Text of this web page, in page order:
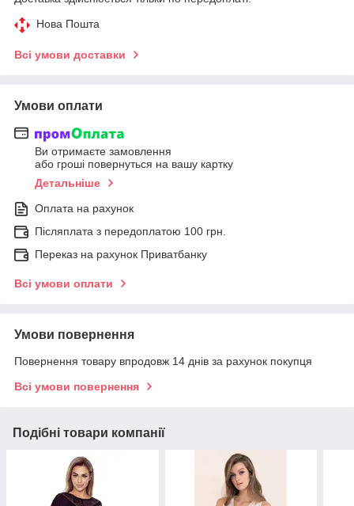
Нова Пошта
Всі умови доставки
Умови оплати
Ви отримаєте замовлення
або гроші повернуться на вашу картку
Детальніше
Оплата на рахунок
Післяплата з передоплатою 100 грн.
Переказ на рахунок Приватбанку
Всі умови оплати
Умови повернення
Повернення товару впродовж 14 днів за рахунок покупця
Всі умови повернення
Подібні товари компанії